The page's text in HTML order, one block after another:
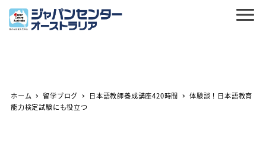
ホーム 留学ブログ 日本語教師養成講座420時間
体験談！日本語教育
能力検定試験にも役立つ